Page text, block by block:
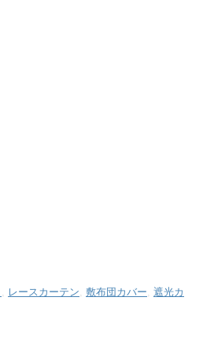
, レースカーテン, 敷布団カバー, 遮光カ